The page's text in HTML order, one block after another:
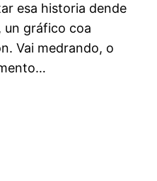
esa historia dende
un gráfico coa
Vai medrando, o